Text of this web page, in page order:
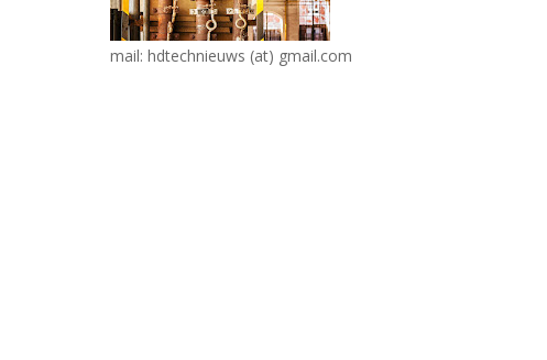
mail: hdtechnieuws (at) gmail.com